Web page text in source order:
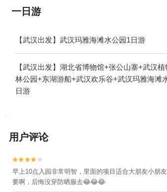
一日游
【武汉出发】武汉玛雅海滩水公园1日游
【武汉出发】湖北省博物馆+张公山寨+武汉
林公园+东湖游船+武汉欢乐谷+武汉玛雅海滩
日游
用户评论


早上10点入园非常明智，里面的项目适合大朋友小朋
要啊，后悔没穿防晒服去😂😂😂